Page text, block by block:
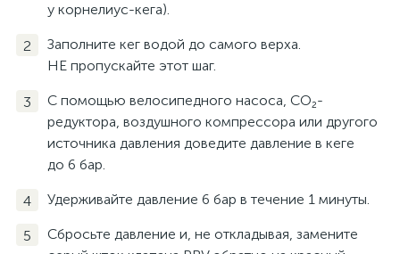
у корнелиус-кега).
Заполните кег водой до самого верха.
НЕ пропускайте этот шаг.
С помощью велосипедного насоса, CO₂-
редуктора, воздушного компрессора или другого
источника давления доведите давление в кеге
до 6 бар.
Удерживайте давление 6 бар в течение 1 минуты.
Сбросьте давление и, не откладывая, замените